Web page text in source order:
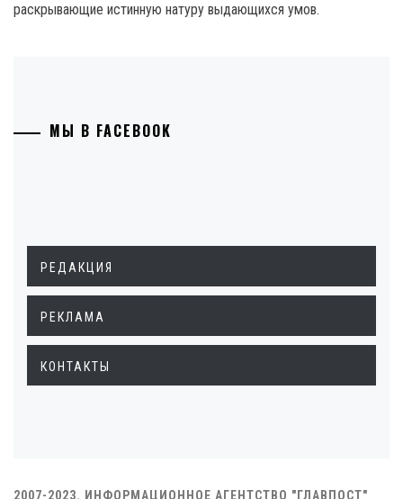
раскрывающие истинную натуру выдающихся умов.
МЫ В FACEBOOK
РЕДАКЦИЯ
РЕКЛАМА
КОНТАКТЫ
2007-2023. ИНФОРМАЦИОННОЕ АГЕНТСТВО "ГЛАВПОСТ"